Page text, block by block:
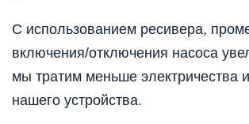
С использованием ресивера,
включения/отключения насоса
мы тратим меньше электричества
нашего устройства.